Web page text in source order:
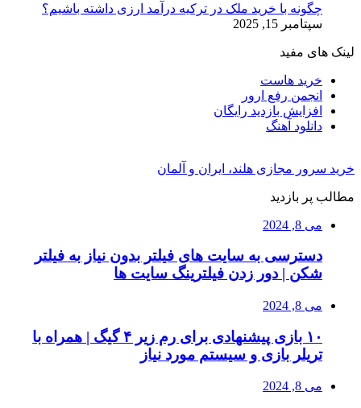
چگونه با خرید ملک در ترکیه درآمد ارزی داشته باشیم؟
سپتامبر 15, 2025
لینک های مفید
خرید هاست
انجمن رفع ارور
افزایش بازدید رایگان
دانلود آهنگ
خرید سرور مجازی هلند، ایران و آلمان
مطالب پر بازدید
می 8, 2024
دسترسی به سایت های فیلتر بدون نیاز به فیلتر
شکن | دور زدن فیلترینگ سایت ها
می 8, 2024
۱۰ بازی پیشنهادی برای رم زیر ۴ گیگ | همراه با
تریلر بازی و سیستم مورد نیاز
می 8, 2024